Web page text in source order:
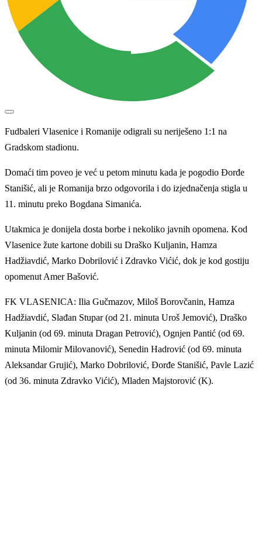
Fudbaleri Vlasenice i Romanije odigrali su neriješeno 1:1 na
Gradskom stadionu.
Domaći tim poveo je već u petom minutu kada je pogodio Đorđe
Stanišić, ali je Romanija brzo odgovorila i do izjednačenja stigla u
11. minutu preko Bogdana Simanića.
Utakmica je donijela dosta borbe i nekoliko javnih opomena. Kod
Vlasenice žute kartone dobili su Draško Kuljanin, Hamza
Hadžiavdić, Marko Dobrilović i Zdravko Vićić, dok je kod gostiju
opomenut Amer Bašović.
FK VLASENICA: Ilia Gučmazov, Miloš Borovčanin, Hamza
Hadžiavdić, Slađan Stupar (od 21. minuta Uroš Jemović), Draško
Kuljanin (od 69. minuta Dragan Petrović), Ognjen Pantić (od 69.
minuta Milomir Milovanović), Senedin Hadrović (od 69. minuta
Aleksandar Grujić), Marko Dobrilović, Đorđe Stanišić, Pavle Lazić
(od 36. minuta Zdravko Vićić), Mladen Majstorović (K).